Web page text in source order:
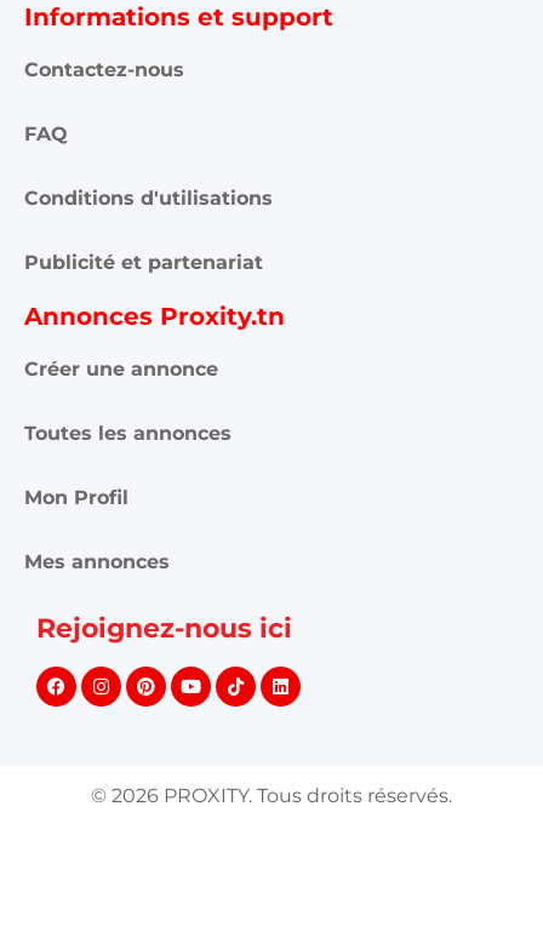
Informations et support
Contactez-nous
FAQ
Conditions d'utilisations
Publicité et partenariat
Annonces Proxity.tn
Créer une annonce
Toutes les annonces
Mon Profil
Mes annonces
Rejoignez-nous ici
© 2026 PROXITY. Tous droits réservés.